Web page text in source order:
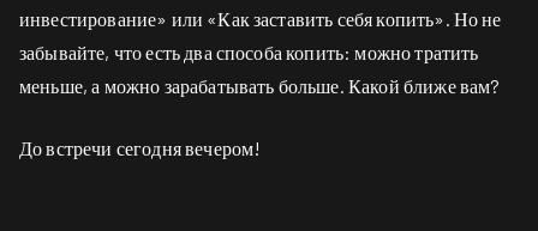
инвестирование» или «Как заставить себя копить». Но не
забывайте, что есть два способа копить: можно тратить
меньше, а можно зарабатывать больше. Какой ближе вам?
До встречи сегодня вечером!